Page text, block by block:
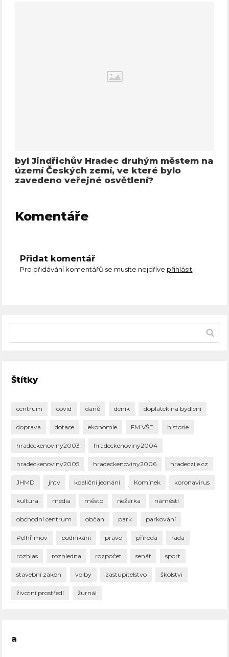
byl Jindřichův Hradec druhým městem na
území Českých zemí, ve které bylo
zavedeno veřejné osvětlení?
Komentáře
Přidat komentář
Pro přidávání komentářů se musíte nejdříve přihlásit
Štítky
centrum covid daně deník doplatek na bydlení
doprava dotace ekonomie FM VŠE historie
hradeckenoviny2003 hradeckenoviny2004
hradeckenoviny2005 hradeckenoviny2006 hradeczije.cz
JHMD jhtv koaliční jednání Komínek koronavirus
kultura média město nežárka náměstí
obchodní centrum občan park parkování
Pelhřimov podnikání právo příroda rada
rozhlas rozhledna rozpočet senát sport
stavební zákon volby zastupitelstvo školství
životní prostředí žurnál
a